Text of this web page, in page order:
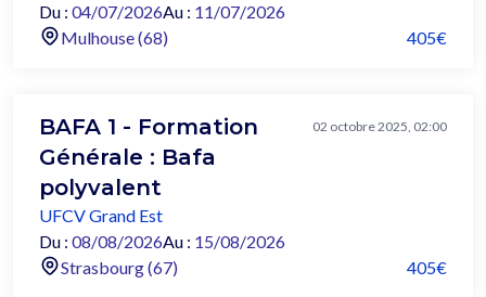
Du : 04/07/2026Au : 11/07/2026
Mulhouse (68)
405€
BAFA 1 - Formation
Générale : Bafa
polyvalent
02 octobre 2025, 02:00
UFCV Grand Est
Du : 08/08/2026Au : 15/08/2026
Strasbourg (67)
405€